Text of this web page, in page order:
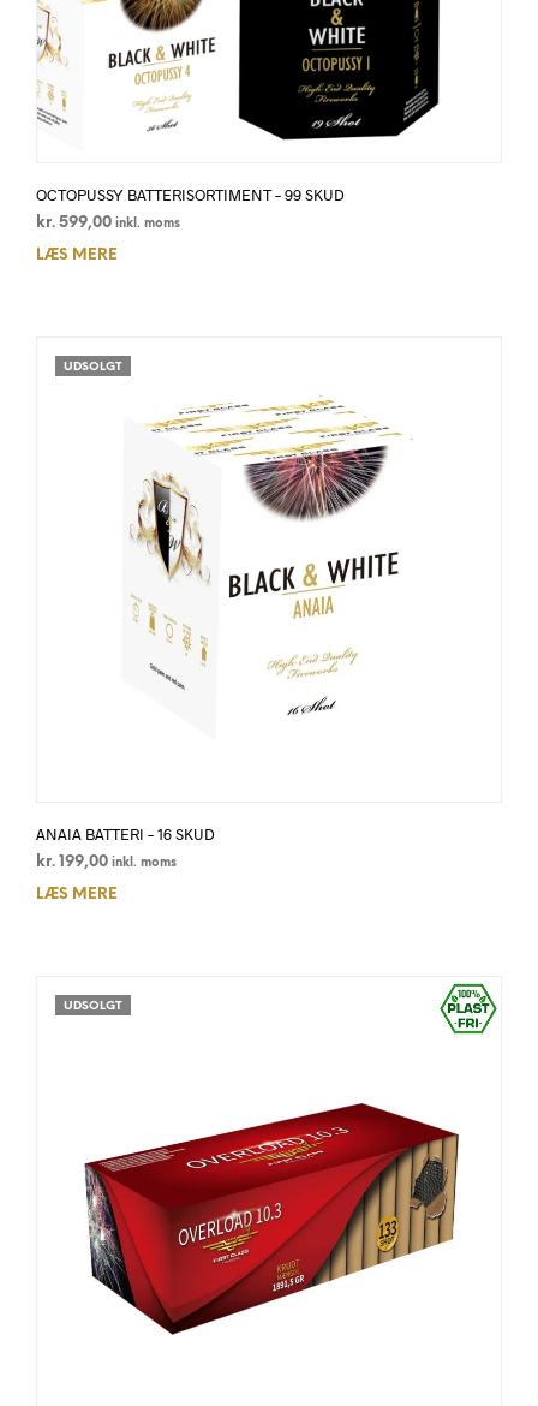
OCTOPUSSY BATTERISORTIMENT – 99 SKUD
kr. 599,00 inkl. moms
LÆS MERE
UDSOLGT
ANAIA BATTERI – 16 SKUD
kr. 199,00 inkl. moms
LÆS MERE
UDSOLGT